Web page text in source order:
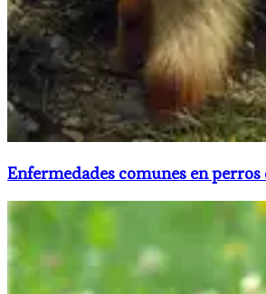
Enfermedades comunes en perros